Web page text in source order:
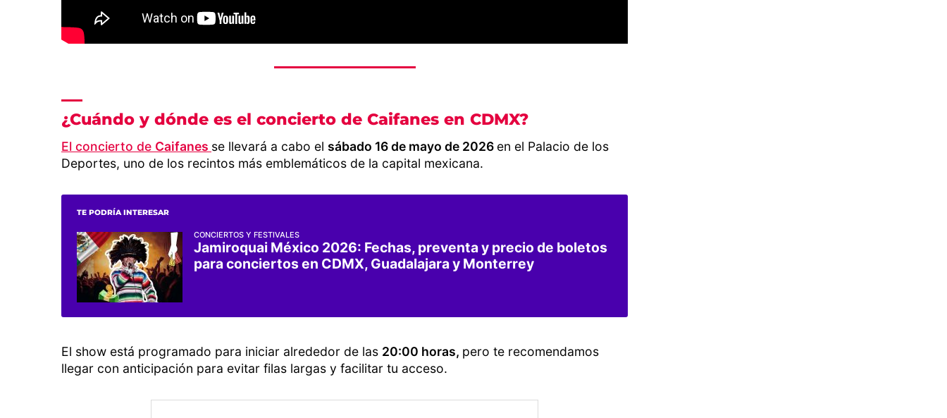
¿Cuándo y dónde es el concierto de Caifanes en CDMX?
El concierto de Caifanes se llevará a cabo el sábado 16 de mayo de 2026 en el Palacio de los
Deportes, uno de los recintos más emblemáticos de la capital mexicana.
TE PODRÍA INTERESAR
CONCIERTOS Y FESTIVALES
Jamiroquai México 2026: Fechas, preventa y precio de boletos
para conciertos en CDMX, Guadalajara y Monterrey
El show está programado para iniciar alrededor de las 20:00 horas, pero te recomendamos
llegar con anticipación para evitar filas largas y facilitar tu acceso.